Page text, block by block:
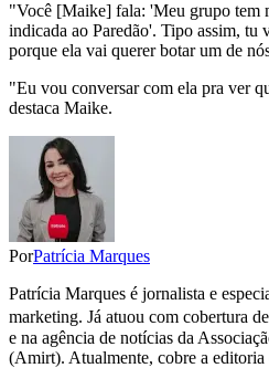
"Você [Maike] fala: 'Meu grupo tem
indicada ao Paredão'. Tipo assim, tu
porque ela vai querer botar um de
"Eu vou conversar com ela pra ver
destaca Maike.
PorPatrícia Marques
Patrícia Marques é jornalista e
marketing. Já atuou com cobertura
e na agência de notícias da
(Amirt). Atualmente, cobre a editoria